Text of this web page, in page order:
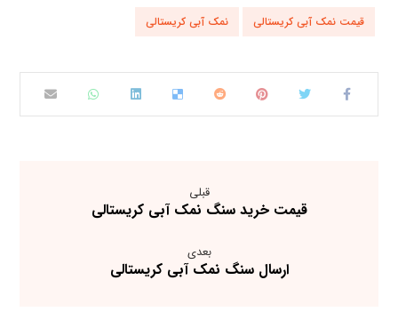
قیمت نمک آبی کریستالی نمک آبی کریستالی
قبلی
قیمت خرید سنگ نمک آبی کریستالی
بعدی
ارسال سنگ نمک آبی کریستالی